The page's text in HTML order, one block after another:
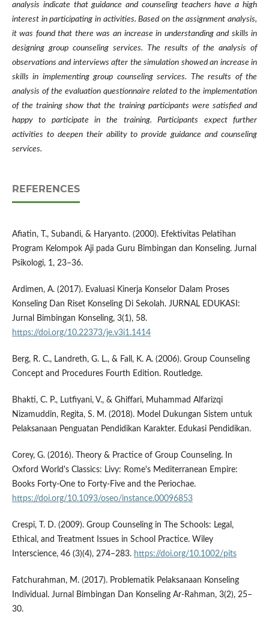
analysis indicate that guidance and counseling teachers have a high
interest in participating in activities. Based on the assignment analysis,
it was found that there was an increase in understanding and skills in
designing group counseling services. The results of the analysis of
observations and interviews after the simulation showed an increase in
skills in implementing group counseling services. The results of the
analysis of the evaluation questionnaire related to the implementation
of the training show that the training participants were satisfied and
happy to participate in the training. Participants expect further
activities to deepen their ability to provide guidance and counseling
services.
REFERENCES
Afiatin, T., Subandi, & Haryanto. (2000). Efektivitas Pelatihan
Program Kelompok Aji pada Guru Bimbingan dan Konseling. Jurnal
Psikologi, 1, 23–36.
Ardimen, A. (2017). Evaluasi Kinerja Konselor Dalam Proses
Konseling Dan Riset Konseling Di Sekolah. JURNAL EDUKASI:
Jurnal Bimbingan Konseling, 3(1), 58.
https://doi.org/10.22373/je.v3i1.1414
Berg, R. C., Landreth, G. L., & Fall, K. A. (2006). Group Counseling
Concept and Procedures Fourth Edition. Routledge.
Bhakti, C. P., Lutfiyani, V., & Ghiffari, Muhammad Alfarizqi
Nizamuddin, Regita, S. M. (2018). Model Dukungan Sistem untuk
Pelaksanaan Penguatan Pendidikan Karakter. Edukasi Pendidikan.
Corey, G. (2016). Theory & Practice of Group Counseling. In
Oxford World's Classics: Livy: Rome's Mediterranean Empire:
Books Forty-One to Forty-Five and the Periochae.
https://doi.org/10.1093/oseo/instance.00096853
Crespi, T. D. (2009). Group Counseling in The Schools: Legal,
Ethical, and Treatment Issues in School Practice. Wiley
Interscience, 46 (3)(4), 274–283. https://doi.org/10.1002/pits
Fatchurahman, M. (2017). Problematik Pelaksanaan Konseling
Individual. Jurnal Bimbingan Dan Konseling Ar-Rahman, 3(2), 25–
30.